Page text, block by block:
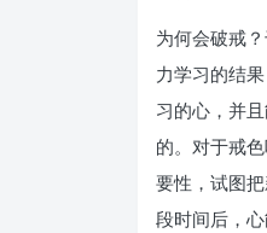
为何会破戒
力学习的结
习的心，并
的。对于戒
要性，试图
段时间后，